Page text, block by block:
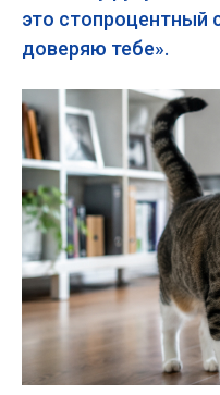
это стопроцентный
доверяю тебе».